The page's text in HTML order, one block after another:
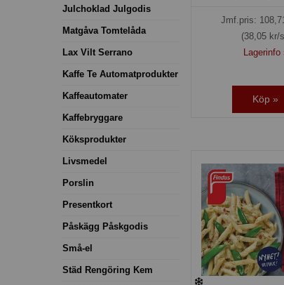
Julchoklad Julgodis
Matgåva Tomtelåda
Lax Vilt Serrano
Kaffe Te Automatprodukter
Kaffeautomater
Kaffebryggare
Köksprodukter
Livsmedel
Porslin
Presentkort
Påskägg Påskgodis
Små-el
Städ Rengöring Kem
Jmf.pris:
(38,05 kr/
Lagerinfo
Köp »